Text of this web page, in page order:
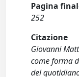
Pagina
252
Citazione
Giovanni
come forma
del